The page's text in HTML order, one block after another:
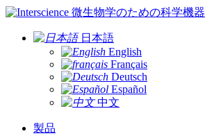
微生物学のための科学機器
日本語
English
Français
Deutsch
Español
中文
製品